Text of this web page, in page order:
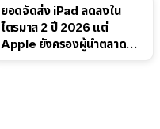
ยอดจัดส่ง iPad ลดลงใน
ไตรมาส 2 ปี 2026 แต่
Apple ยังครองผู้นำตลาด